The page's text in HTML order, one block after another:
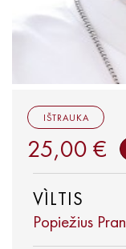
VÌLTIS
Popiežius
IŠTRAUKA
25,00 €